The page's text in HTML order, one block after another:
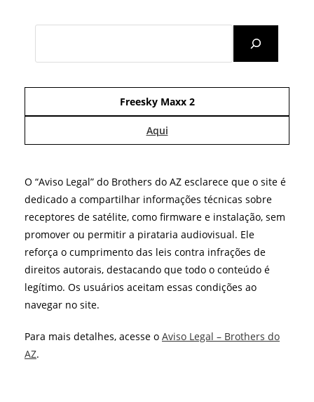
Freesky Maxx 2
Aqui
O “Aviso Legal” do Brothers do AZ esclarece que o site é
dedicado a compartilhar informações técnicas sobre
receptores de satélite, como firmware e instalação, sem
promover ou permitir a pirataria audiovisual. Ele
reforça o cumprimento das leis contra infrações de
direitos autorais, destacando que todo o conteúdo é
legítimo. Os usuários aceitam essas condições ao
navegar no site.
Para mais detalhes, acesse o Aviso Legal – Brothers do
AZ.